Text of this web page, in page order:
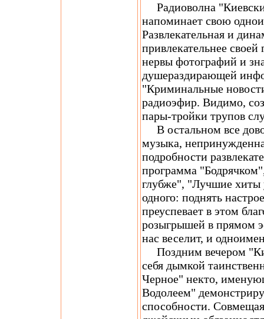
Радиоволна
напоминает свою
Развлекательная и
привлекательнее
нервы фотографий и
душераздирающей
"Криминальные
радиоэфир. Видимо,
пары-тройки трупов
В остальном все
музыка,
подробности
программа
глубже", "Лучшие хиты
одного: поднять
преуспевает в этом
розыгрышей в прямом
нас веселит, и
Поздним вечером
себя дымкой
Черное" некто,
Водолеем"
способности.